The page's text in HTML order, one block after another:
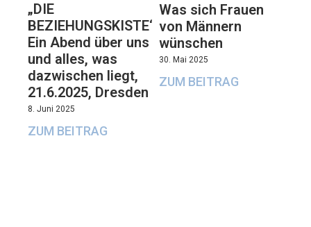
„DIE
BEZIEHUNGSKISTE“:
Ein Abend über uns
und alles, was
dazwischen liegt,
21.6.2025, Dresden
8. Juni 2025
ZUM BEITRAG
Was sich Frauen
von Männern
wünschen
30. Mai 2025
ZUM BEITRAG